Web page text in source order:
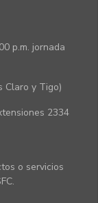
p.m. jornada
Claro y Tigo)
2334
o servicios